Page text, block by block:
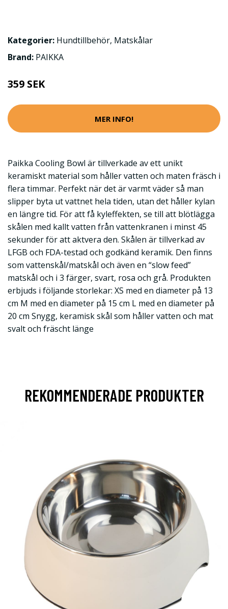
Kategorier: Hundtillbehör, Matskålar
Brand: PAIKKA
359 SEK
MER INFO!
Paikka Cooling Bowl är tillverkade av ett unikt
keramiskt material som håller vatten och maten fräsch i
flera timmar. Perfekt när det är varmt väder så man
slipper byta ut vattnet hela tiden, utan det håller kylan
en längre tid. För att få kyleffekten, se till att blötlägga
skålen med kallt vatten från vattenkranen i minst 45
sekunder för att aktvera den. Skålen är tillverkad av
LFGB och FDA-testad och godkänd keramik. Den finns
som vattenskål/matskål och även en “slow feed”
matskål och i 3 färger, svart, rosa och grå. Produkten
erbjuds i följande storlekar: XS med en diameter på 13
cm M med en diameter på 15 cm L med en diameter på
20 cm Snygg, keramisk skål som håller vatten och mat
svalt och fräscht länge
REKOMMENDERADE PRODUKTER